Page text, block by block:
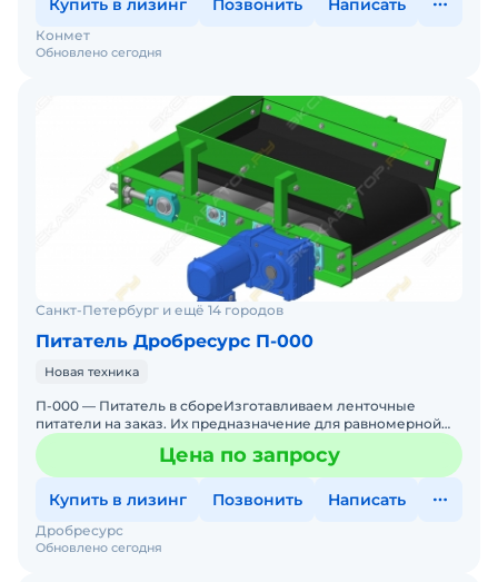
Купить в лизинг Позвонить Написать
Обновлено сегодня
Конмет
Санкт-Петербург и ещё 14 городов
Питатель Дробресурс П-000
Новая техника
П-000 — Питатель в сбореИзготавливаем ленточные
питатели на заказ. Их предназначение для равномерной
регулируемой подачи сыпучих материалов из накопительн
Цена по запросу
Купить в лизинг Позвонить Написать
Обновлено сегодня
Дробресурс